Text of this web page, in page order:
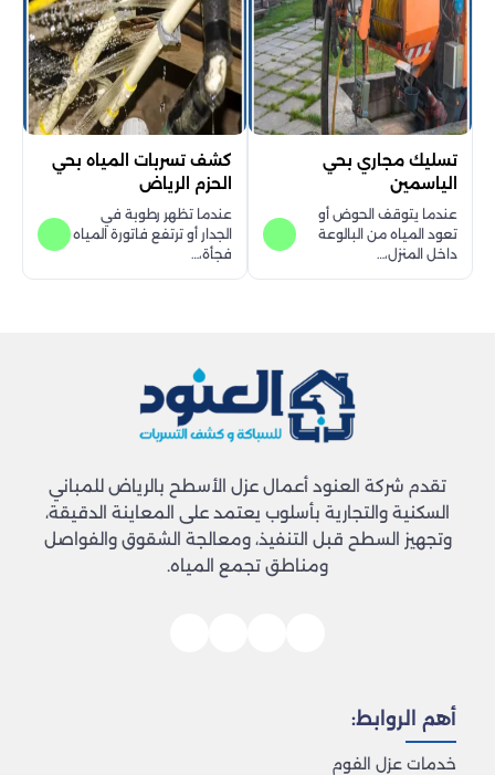
تسليك مجاري بحي
الياسمين
عندما يتوقف الحوض أو
تعود المياه من البالوعة
داخل المنزل،…
كشف تسربات المياه بحي
الحزم الرياض
عندما تظهر رطوبة في
الجدار أو ترتفع فاتورة المياه
فجأة،…
تقدم شركة العنود أعمال عزل الأسطح بالرياض للمباني
السكنية والتجارية بأسلوب يعتمد على المعاينة الدقيقة،
وتجهيز السطح قبل التنفيذ، ومعالجة الشقوق والفواصل
ومناطق تجمع المياه.
أهم الروابط:
خدمات عزل الفوم